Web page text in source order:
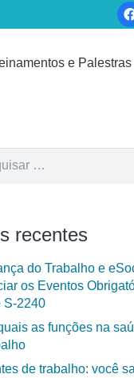
e Palestras
recentes
do Trabalho e
os Eventos
S-2240
as funções na
de trabalho: você